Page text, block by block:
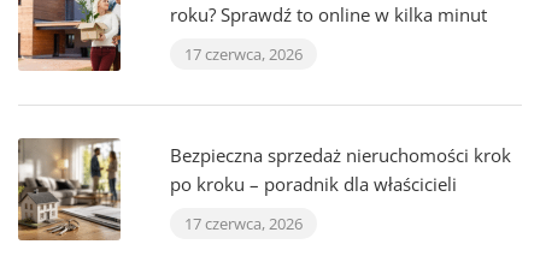
roku? Sprawdź to online w kilka minut
17 czerwca, 2026
Bezpieczna sprzedaż nieruchomości krok
po kroku – poradnik dla właścicieli
17 czerwca, 2026